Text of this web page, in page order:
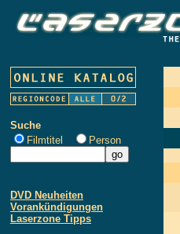
Suche
Filmtitel
Person
DVD Neuheiten
Vorankündigungen
Laserzone Tipps